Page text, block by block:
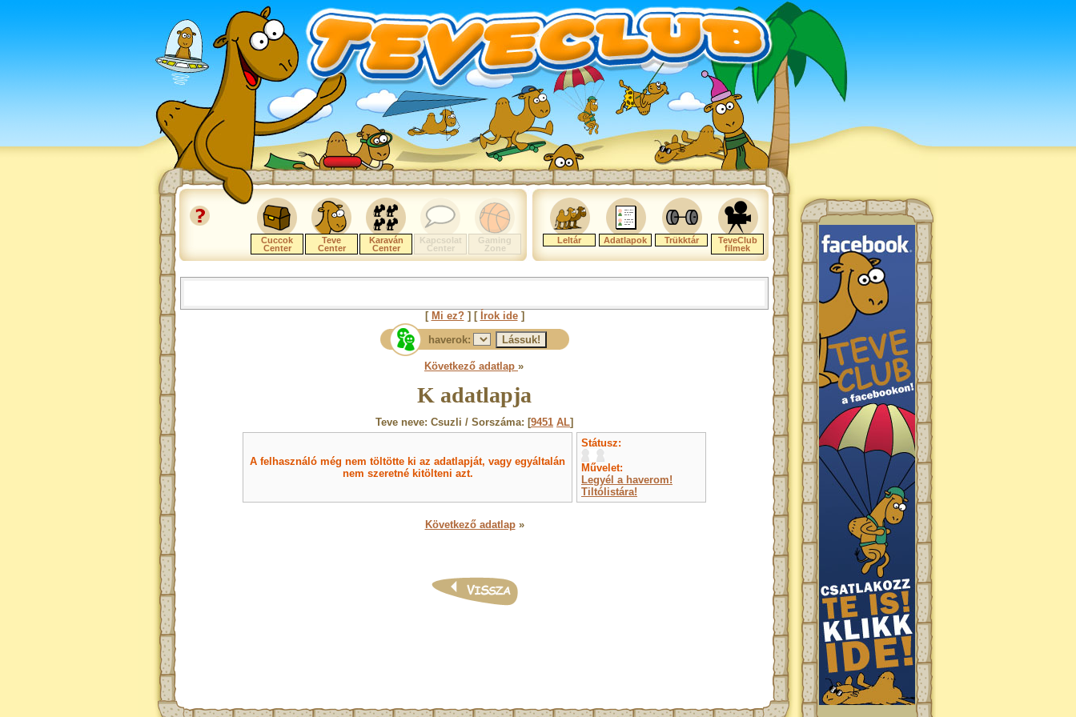
Cuccok
Center
Teve
Center
Karaván
Center
Kapcsolat
Center
Gaming
Zone
Leltár Adatlapok Trükktár
TeveClub
filmek
[ Mi ez?] [ Írok ide]
haverok:
Következő adatlap »
K adatlapja
Teve neve: Csuzli / Sorszáma: [9451 AL]
A felhasználó még nem töltötte ki az adatlapját, vagy egyáltalán
nem szeretné kitölteni azt.
Státusz:
Művelet:
Legyél a haverom!
Tiltólistára!
Következő adatlap»